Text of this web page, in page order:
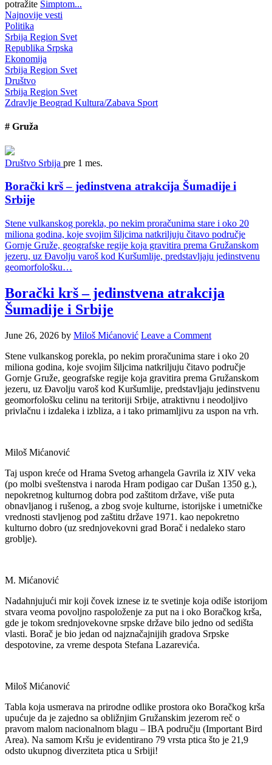
potražite Simptom...
Najnovije vesti
Politika
Srbija Region Svet
Republika Srpska
Ekonomija
Srbija Region Svet
Društvo
Srbija Region Svet
Zdravlje Beograd Kultura/Zabava Sport
# Gruža
Društvo Srbija pre 1 mes.
Borački krš – jedinstvena atrakcija Šumadije i
Srbije
Stene vulkanskog porekla, po nekim proračunima stare i oko 20
miliona godina, koje svojim šiljcima natkriljuju čitavo područje
Gornje Gruže, geografske regije koja gravitira prema Gružanskom
jezeru, uz Đavolju varoš kod Kuršumlije, predstavljaju jedinstvenu
geomorfološku…
Borački krš – jedinstvena atrakcija
Šumadije i Srbije
June 26, 2026 by Miloš Mićanović Leave a Comment
Stene vulkanskog porekla, po nekim proračunima stare i oko 20
miliona godina, koje svojim šiljcima natkriljuju čitavo područje
Gornje Gruže, geografske regije koja gravitira prema Gružanskom
jezeru, uz Đavolju varoš kod Kuršumlije, predstavljaju jedinstvenu
geomorfološku celinu na teritoriji Srbije, atraktivnu i neodoljivo
privlačnu i izdaleka i izbliza, a i tako primamljivu za uspon na vrh.
Miloš Mićanović
Taj uspon kreće od Hrama Svetog arhangela Gavrila iz XIV veka
(po molbi sveštenstva i naroda Hram podigao car Dušan 1350 g.),
nepokretnog kulturnog dobra pod zaštitom države, više puta
obnavljanog i rušenog, a zbog svoje kulturne, istorijske i umetničke
vrednosti stavljenog pod zaštitu države 1971. kao nepokretno
kulturno dobro (uz srednjovekovni grad Borač i nedaleko staro
groblje).
M. Mićanović
Nadahnjujući mir koji čovek iznese iz te svetinje koja odiše istorijom
stvara veoma povoljno raspoloženje za put na i oko Boračkog krša,
gde je tokom srednjovekovne srpske države bilo jedno od sedišta
vlasti. Borač je bio jedan od najznačajnijih gradova Srpske
despotovine, za vreme despota Stefana Lazarevića.
Miloš Mićanović
Tabla koja usmerava na prirodne odlike prostora oko Boračkog krša
upućuje da je zajedno sa obližnjim Gružanskim jezerom reč o
pravom malom nacionalnom blagu – IBA području (Important Bird
Area). Na samom Kršu je evidentirano 79 vrsta ptica što je 21,9
odsto ukupnog diverziteta ptica u Srbiji!